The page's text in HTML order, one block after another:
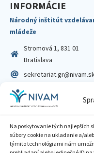
Na poskytovanie tých najlepších
súbory cookie na ukladanie a/
týmito technológiami nám
INFORMÁCIE
Národný inštitút
mládeže
Stromová 1, 831 01
Bratislava
IČO: 00164348
DIČ: 2020798714